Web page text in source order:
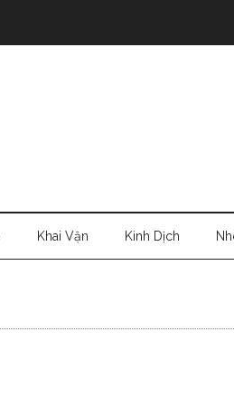
Khai Vận Kinh Dịch